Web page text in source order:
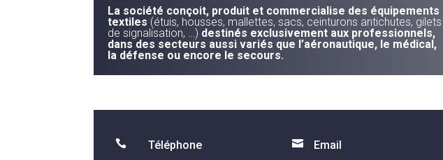
La société conçoit, produit et commercialise des équipements
textiles (étuis, housses, mallettes, sacs, ceinturons antichutes, gilets
de signalisation, …) destinés exclusivement aux professionnels,
dans des secteurs aussi variés que l’aéronautique, le médical,
la défense ou encore le secours.
 Téléphone  Email